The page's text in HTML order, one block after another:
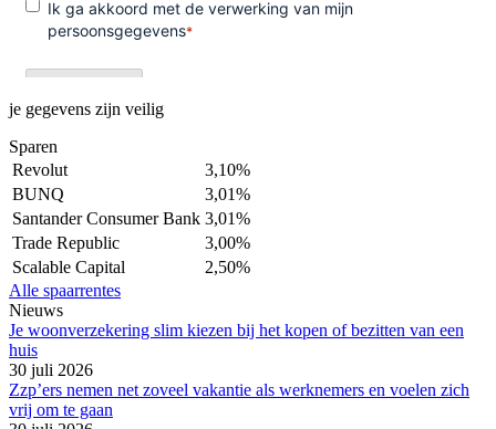
je gegevens zijn veilig
Sparen
Revolut
3,10%
BUNQ
3,01%
Santander Consumer Bank 3,01%
Trade Republic
3,00%
Scalable Capital
2,50%
Alle spaarrentes
Nieuws
Je woonverzekering slim kiezen bij het kopen of bezitten van een
huis
30 juli 2026
Zzp’ers nemen net zoveel vakantie als werknemers en voelen zich
vrij om te gaan